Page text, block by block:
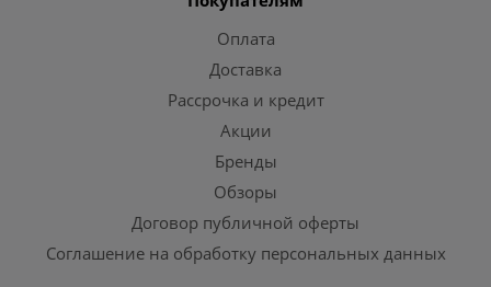
Оплата
Доставка
Рассрочка и кредит
Акции
Бренды
Обзоры
Договор публичной оферты
Соглашение на обработку персональных данных